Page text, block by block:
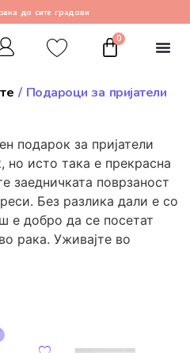
до сите градови
0
/ Подароци за пријатели
подарок за пријатели
исто така е прекрасна
заедничката поврзаност
Без разлика дали е со
е добро да се посетат
рака. Уживајте во